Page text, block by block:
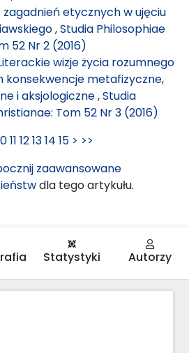
etycznych w ujęciu
,Studia Philosophiae
52 Nr 2 (2016)
wizje życia rozumnego
konsekwencje metafizyczne,
i aksjologiczne,Studia
Tom 52 Nr 3 (2016)
11 121314 15 > >>
zaawansowane
dla tego artykułu.
Statystyki Autorzy